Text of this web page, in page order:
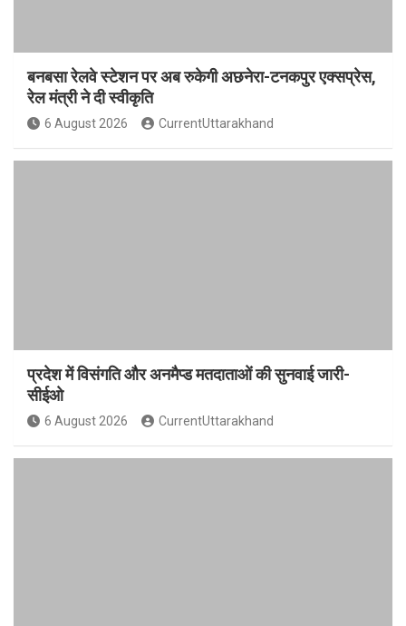
बनबसा रेलवे स्टेशन पर अब रुकेगी अछनेरा-टनकपुर एक्सप्रेस,
रेल मंत्री ने दी स्वीकृति
6 August 2026 CurrentUttarakhand
प्रदेश में विसंगति और अनमैप्ड मतदाताओं की सुनवाई जारी-
सीईओ
6 August 2026 CurrentUttarakhand